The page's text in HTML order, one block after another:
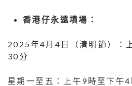
香港仔永遠墳場：
2025年4月4日（清明節）：
30分
星期一至五：上午9時至下午